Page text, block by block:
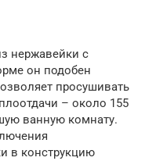
нержавейки с
он подобен
просушивать
– около 155
ванную комнату.
в конструкцию